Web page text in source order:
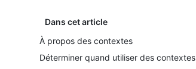
Dans cet article
À propos des contextes
Déterminer quand utiliser des contextes